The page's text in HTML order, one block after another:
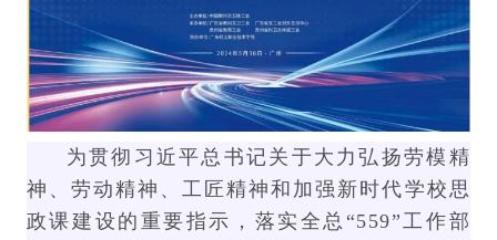
为贯彻习近平总书记关于大力弘扬劳模精
神、劳动精神、工匠精神和加强新时代学校思
政课建设的重要指示，落实全总“559”工作部